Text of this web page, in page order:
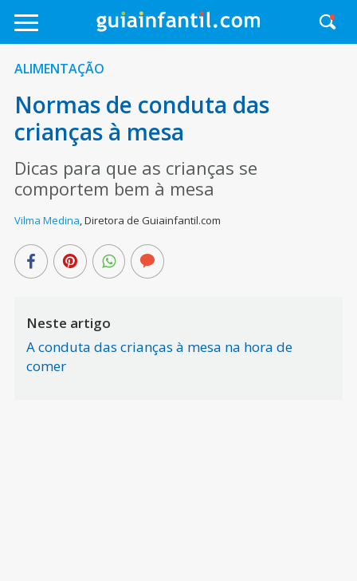
ALIMENTAÇÃO
Normas de conduta das
crianças à mesa
Dicas para que as crianças se
comportem bem à mesa
Vilma Medina,Diretora de Guiainfantil.com
Neste artigo
A conduta das crianças à mesa na hora de
comer